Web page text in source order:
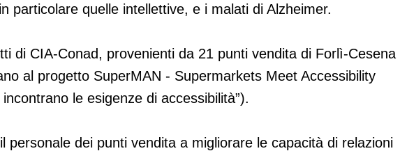
particolare quelle intellettive, e i malati di Alzheimer.
di CIA-Conad, provenienti da 21 punti vendita di Forlì-Cesena
al progetto SuperMAN - Supermarkets Meet Accessibility
le esigenze di accessibilità”).
personale dei punti vendita a migliorare le capacità di relazioni